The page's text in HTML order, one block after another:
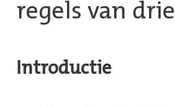
regels van drie
Introductie